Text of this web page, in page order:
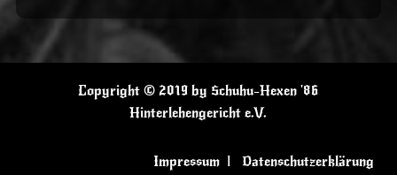
Copyright © 2019 by Schuhu-Hexen '86
Hinterlehengericht e.V.
Impressum |Datenschutzerklärung